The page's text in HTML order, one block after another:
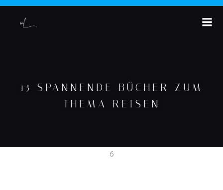
15 SPANNENDE BÜCHER ZUM
THEMA REISEN